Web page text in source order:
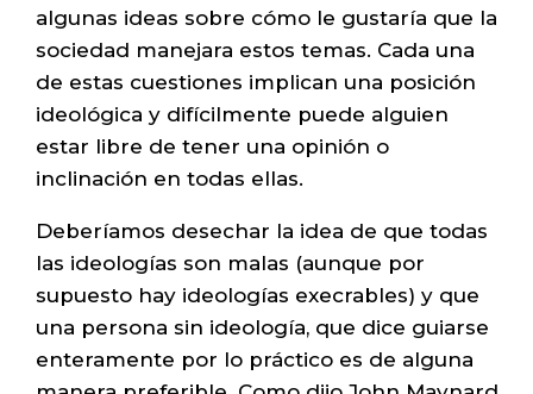
algunas ideas sobre cómo le gustaría que la
sociedad manejara estos temas. Cada una
de estas cuestiones implican una posición
ideológica y difícilmente puede alguien
estar libre de tener una opinión o
inclinación en todas ellas.
Deberíamos desechar la idea de que todas
las ideologías son malas (aunque por
supuesto hay ideologías execrables) y que
una persona sin ideología, que dice guiarse
enteramente por lo práctico es de alguna